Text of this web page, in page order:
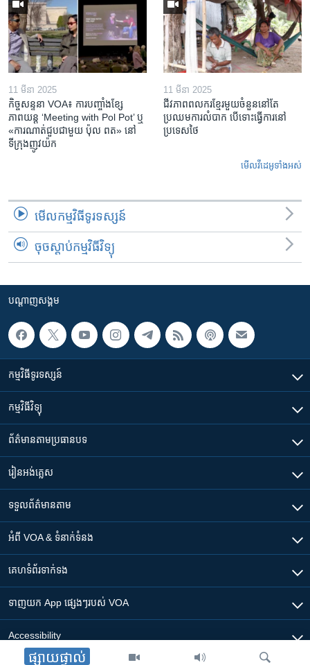
ផ្សាយផ្ទាល់
11 មីនា 2025
កិច្ចសន្ទនា VOA៖ ការ​បញ្ចាំង​ខ្សែ
ភាពយន្ត ‘Meeting with Pol Pot’ ឬ
«ការណាត់ជួប​ជាមួយ​ ប៉ុល ពត» នៅ
ទីក្រុងញូវយ៉ក​
11 មីនា 2025
ជីវភាពពលករខ្មែរមួយចំនួននៅតែ
ប្រឈមការលំបាក បើទោះធ្វើការនៅ
ប្រទេសថៃ
មើល​វីដេអូ​ទាំង​អស់
មើល​កម្មវិធី​ទូរទស្សន៍
ចុចស្តាប់កម្មវិធីវិទ្យុ
បណ្តាញ​សង្គម
កម្មវិធី​ទូរទស្សន៍
កម្មវិធី​វិទ្យុ
ព័ត៌មាន​តាមប្រធានបទ​
រៀន​​អង់គ្លេស
ទទួល​ព័ត៌មាន​តាម
អំពី​ VOA & ទំនាក់ទំនង
គេហទំព័រ​​ទាក់ទង
ទាញយក​ App ផ្សេងៗ​របស់​ VOA
Accessibility